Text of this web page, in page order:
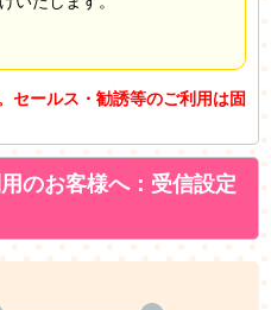
セールス・勧誘等のご利用は固
のお客様へ：受信設定